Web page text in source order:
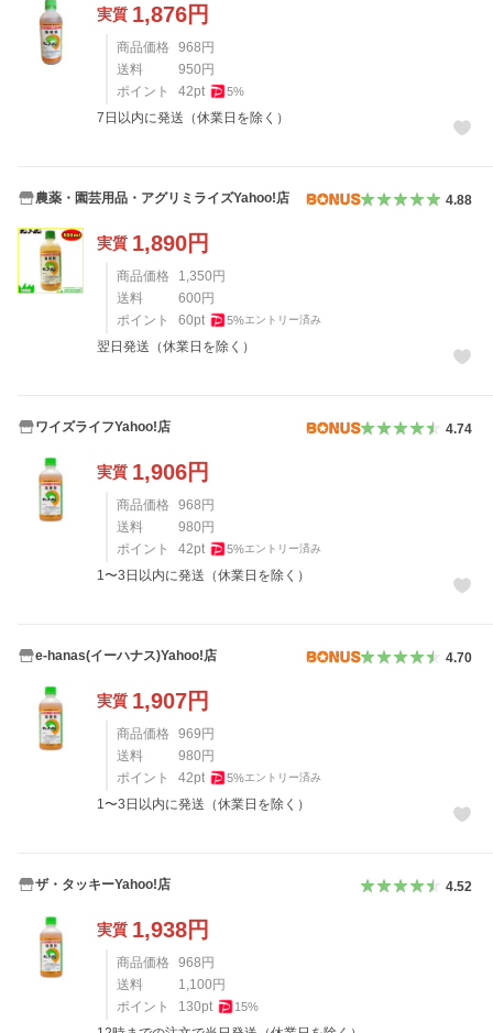
実質 1,876円
商品価格 968円
送料
950円
ポイント
42pt 5%
7日以内に発送（休業日を除く）
農薬・園芸用品・アグリミライズYahoo!店 4.88
実質 1,890円
商品価格 1,350円
送料
600円
ポイント
60pt 5%エントリー済み
翌日発送（休業日を除く）
ワイズライフYahoo!店 4.74
実質 1,906円
商品価格 968円
送料
980円
ポイント
42pt 5%エントリー済み
1〜3日以内に発送（休業日を除く）
e-hanas(イーハナス)Yahoo!店 4.70
実質 1,907円
商品価格 969円
送料
980円
ポイント
42pt 5%エントリー済み
1〜3日以内に発送（休業日を除く）
ザ・タッキーYahoo!店 4.52
実質 1,938円
商品価格 968円
送料
1,100円
ポイント
130pt 15%